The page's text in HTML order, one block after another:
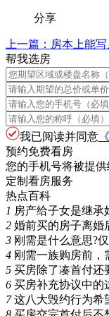
分享
上一篇： 房本上能
帮我选房
我已阅读并同意
预约免费看房
您的手机号将被提
定制看房服务
热点百科
1 房产给子女是继承
2 婚前买的房子离婚
3 刚需是什么意思?
4 刚需一族购房前，
5 买房除了凑首付还
6 买房补充协议中的
7 这八大毁约行为希